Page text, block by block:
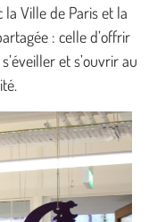
la Ville de Paris et la
: celle d’offrir
et s’ouvrir au